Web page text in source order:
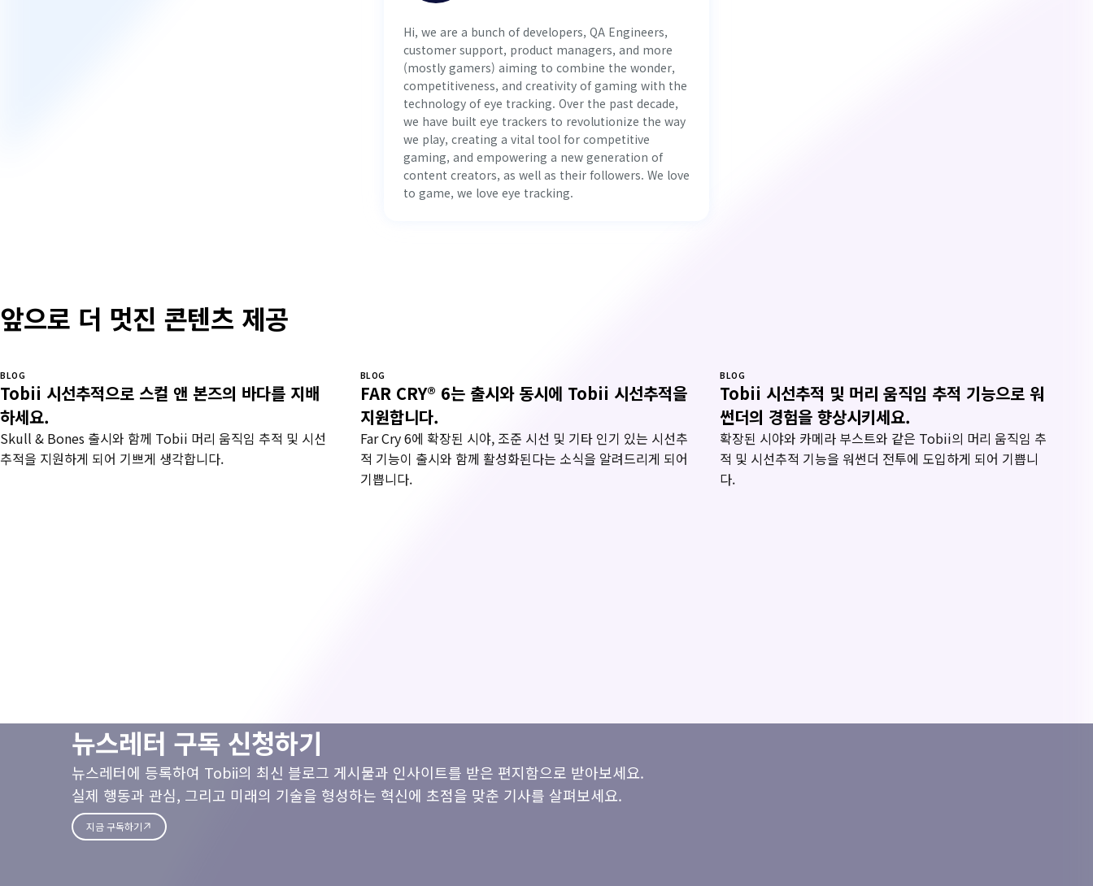
Hi, we are a bunch of developers, QA Engineers,
customer support, product managers, and more
(mostly gamers) aiming to combine the wonder,
competitiveness, and creativity of gaming with the
technology of eye tracking. Over the past decade,
we have built eye trackers to revolutionize the way
we play, creating a vital tool for competitive
gaming, and empowering a new generation of
content creators, as well as their followers. We love
to game, we love eye tracking.
앞으로 더 멋진 콘텐츠 제공
BLOG
Tobii 시선추적으로 스컬 앤 본즈의 바다를 지배
하세요.
Skull & Bones 출시와 함께 Tobii 머리 움직임 추적 및 시선
추적을 지원하게 되어 기쁘게 생각합니다.
BLOG
FAR CRY® 6는 출시와 동시에 Tobii 시선추적을
지원합니다.
Far Cry 6에 확장된 시야, 조준 시선 및 기타 인기 있는 시선추
적 기능이 출시와 함께 활성화된다는 소식을 알려드리게 되어
기쁩니다.
BLOG
Tobii 시선추적 및 머리 움직임 추적 기능으로 워
썬더의 경험을 향상시키세요.
확장된 시야와 카메라 부스트와 같은 Tobii의 머리 움직임 추
적 및 시선추적 기능을 워썬더 전투에 도입하게 되어 기쁩니
다.
뉴스레터 구독 신청하기
뉴스레터에 등록하여 Tobii의 최신 블로그 게시물과 인사이트를 받은 편지함으로 받아보세요.
실제 행동과 관심, 그리고 미래의 기술을 형성하는 혁신에 초점을 맞춘 기사를 살펴보세요.
지금 구독하기